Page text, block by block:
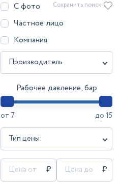
С фото
Частное лицо
Компания
Производитель
Рабочее давление, бар
от 7 до 15
Тип цены:
Сохранить поиск